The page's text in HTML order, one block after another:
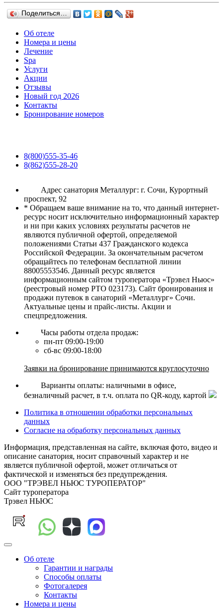
Поделиться…
Об отеле
Номера и цены
Лечение
Spa
Услуги
Акции
Отзывы
Новый год 2026
Контакты
Бронирование номеров
8(800)555-35-46
8(862)555-28-20
Адрес санатория Металлург: г. Сочи, Курортный
проспект, 92
* Обращаем ваше внимание на то, что данный интернет-
ресурс носит исключительно информационный характер
и ни при каких условиях результаты расчетов не
являются публичной офертой, определяемой
положениями Статьи 437 Гражданского кодекса
Российской Федерации. За окончательным расчетом
обращайтесь по телефонам бесплатной линии
88005553546. Данный ресурс является
информационным сайтом туроператора «Трэвел Ньюс»
(реестровый номер РТО 023173). Сайт бронирования и
продажи путевок в санаторий «Металлург» Сочи.
Актуальные цены и прайс-листы. Акции и
спецпредложения.
Часы работы отдела продаж:
пн-пт 09:00-19:00
сб-вс 09:00-18:00
Заявки на бронирование принимаются круглосуточно
Варианты оплаты: наличными в офисе,
безналичный расчет, в т.ч. оплата по QR-коду, картой
Политика в отношении обработки персональных
данных
Согласие на обработку персональных данных
Информация, представленная на сайте, включая фото, видео и
описание санатория, носит справочный характер и не
является публичной офертой, может отличаться от
фактической и изменяться без предупреждения.
ООО "ТРЭВЕЛ НЬЮС ТУРОПЕРАТОР"
Сайт туроператора
Трэвел НЬЮС
Об отеле
Гарантии и награды
Способы оплаты
Фотогалерея
Контакты
Номера и цены